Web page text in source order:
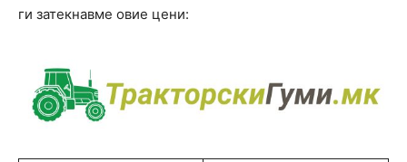
ги затекнавме овие цени: